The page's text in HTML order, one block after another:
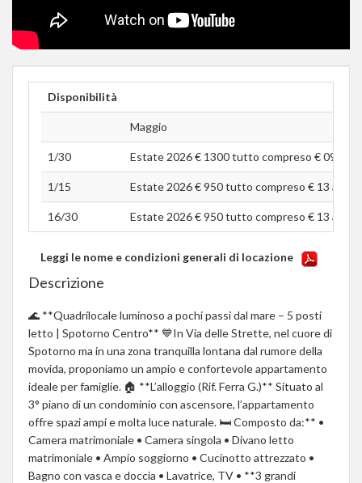
Disponibilità
Maggio
1/30 Estate 2026 € 1300 tutto compreso € 09 a
1/15 Estate 2026 € 950 tutto compreso € 13 a
16/30 Estate 2026 € 950 tutto compreso € 13 a
Leggi le nome e condizioni generali di locazione
Descrizione
🌊 **Quadrilocale luminoso a pochi passi dal mare – 5 posti
letto | Spotorno Centro** 💙In Via delle Strette, nel cuore di
Spotorno ma in una zona tranquilla lontana dal rumore della
movida, proponiamo un ampio e confortevole appartamento
ideale per famiglie. 🏠 **L’alloggio (Rif. Ferra G.)** Situato al
3° piano di un condominio con ascensore, l’appartamento
offre spazi ampi e molta luce naturale. 🛏 Composto da:** •
Camera matrimoniale • Camera singola • Divano letto
matrimoniale • Ampio soggiorno • Cucinotto attrezzato •
Bagno con vasca e doccia • Lavatrice, TV • **3 grandi